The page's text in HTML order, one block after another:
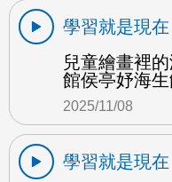
學習就是現在
兒童繪畫裡
館侯亭妤海
2025/11/08
學習就是現在